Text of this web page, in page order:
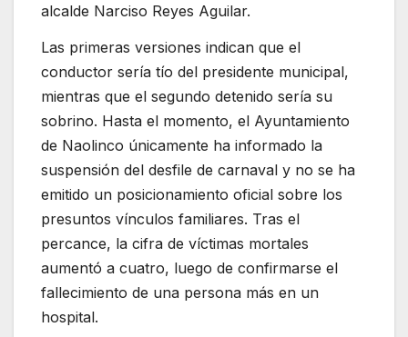
alcalde Narciso Reyes Aguilar.
Las primeras versiones indican que el
conductor sería tío del presidente municipal,
mientras que el segundo detenido sería su
sobrino. Hasta el momento, el Ayuntamiento
de Naolinco únicamente ha informado la
suspensión del desfile de carnaval y no se ha
emitido un posicionamiento oficial sobre los
presuntos vínculos familiares. Tras el
percance, la cifra de víctimas mortales
aumentó a cuatro, luego de confirmarse el
fallecimiento de una persona más en un
hospital.